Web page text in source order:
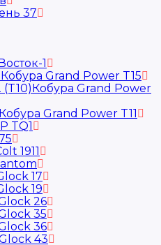
37
1
Кобура Grand Power T15
Кобура Grand Power
Кобура Grand Power T11
TQ1
1911
17
19
26
35
36
43